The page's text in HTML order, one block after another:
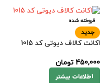
فروخته شده
جدید
اکانت کالاف دیوتی کد 1015
450,000 تومان
اطلاعات بیشتر